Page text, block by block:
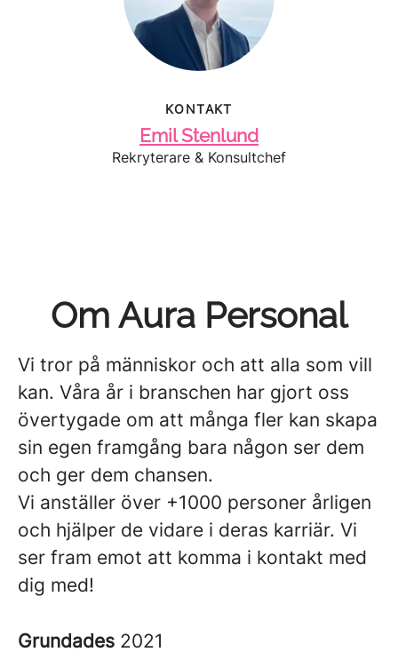
KONTAKT
Emil Stenlund
Rekryterare & Konsultchef
Om Aura Personal
Vi tror på människor och att alla som vill
kan. Våra år i branschen har gjort oss
övertygade om att många fler kan skapa
sin egen framgång bara någon ser dem
och ger dem chansen.
Vi anställer över +1000 personer årligen
och hjälper de vidare i deras karriär. Vi
ser fram emot att komma i kontakt med
dig med!
Grundades 2021